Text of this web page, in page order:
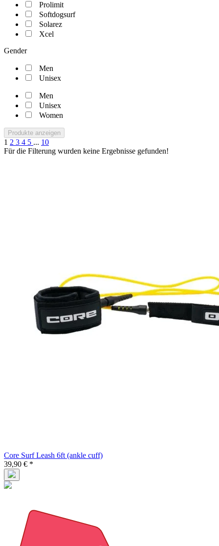
Prolimit
Softdogsurf
Solarez
Xcel
Gender
Men
Unisex
Men
Unisex
Women
Produkte anzeigen
1 2 3 4 5 ... 10
Für die Filterung wurden keine Ergebnisse gefunden!
Core Surf Leash 6ft (ankle cuff)
39,90 € *